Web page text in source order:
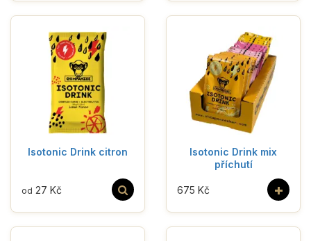
Isotonic Drink citron
od 27 Kč
Isotonic Drink mix
příchutí
+
675 Kč